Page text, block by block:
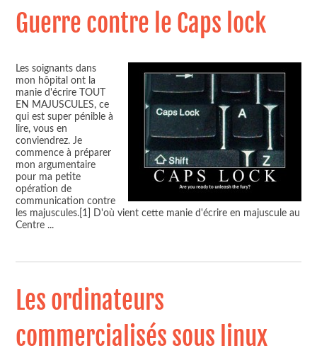
Guerre contre le Caps lock
Les soignants dans
mon hôpital ont la
manie d'écrire TOUT
EN MAJUSCULES, ce
qui est super pénible à
lire, vous en
conviendrez. Je
commence à préparer
mon argumentaire
pour ma petite
opération de
communication contre
les majuscules.[1] D'où vient cette manie d'écrire en majuscule au
Centre ...
Les ordinateurs
commercialisés sous linux